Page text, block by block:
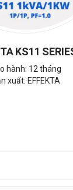
KS11
hành: 12 tháng
xuất: EFFEKTA